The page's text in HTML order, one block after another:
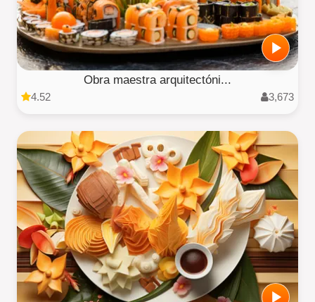
Obra maestra arquitectóni...
4.52 3,673